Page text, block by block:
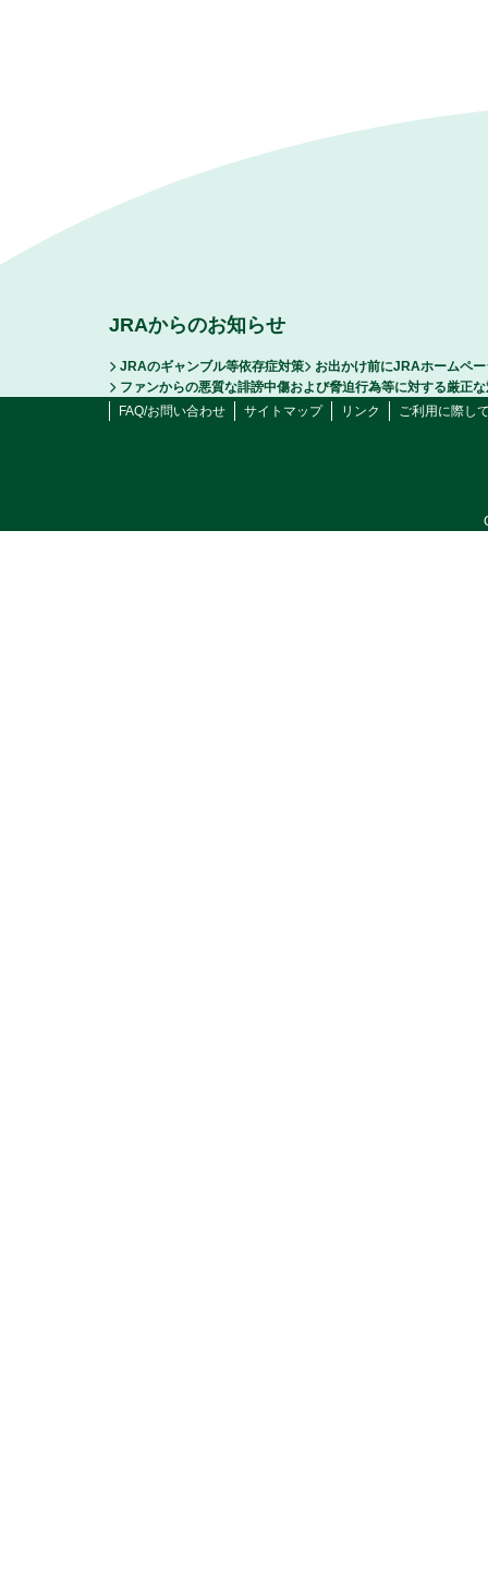
JRAからのお知らせ
JRAのギャンブル等依存症対策
お出かけ前にJRAホームペ
ファンからの悪質な誹謗中傷および脅迫行為等に対する厳正
FAQ/お問い合わせ
サイトマップ リンク ご利用に際し